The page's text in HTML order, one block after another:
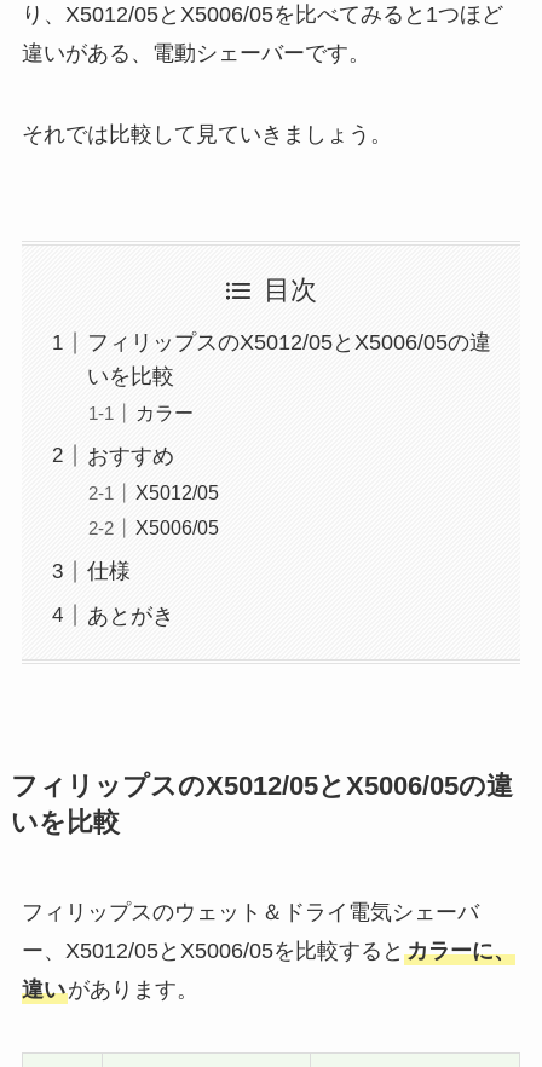
り、X5012/05とX5006/05を比べてみると1つほど
違いがある、電動シェーバーです。
それでは比較して見ていきましょう。
目次
フィリップスのX5012/05とX5006/05の違
いを比較
カラー
おすすめ
X5012/05
X5006/05
仕様
あとがき
フィリップスのX5012/05とX5006/05の違
いを比較
フィリップスのウェット＆ドライ電気シェーバ
ー、X5012/05とX5006/05を比較すると カラーに、
違いがあります。